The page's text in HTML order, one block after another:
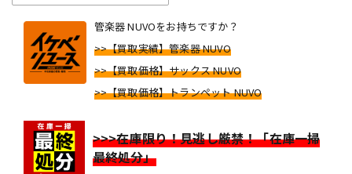
管楽器 NUVOをお持ちですか？
>>【買取実績】管楽器 NUVO
>>【買取価格】サックス NUVO
>>【買取価格】トランペット NUVO
>>>在庫限り！見逃し厳禁！「在庫一掃
最終処分」